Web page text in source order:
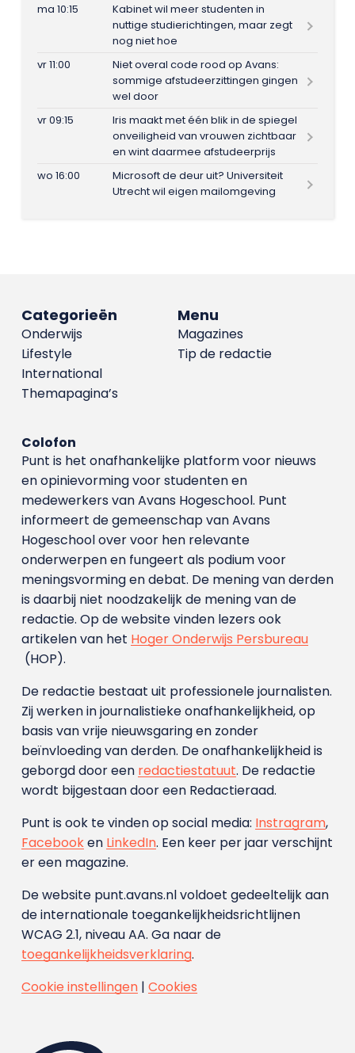
ma 10:15
Kabinet wil meer studenten in
nuttige studierichtingen, maar zegt
nog niet hoe
vr 11:00
Niet overal code rood op Avans:
sommige afstudeerzittingen gingen
wel door
vr 09:15
Iris maakt met één blik in de spiegel
onveiligheid van vrouwen zichtbaar
en wint daarmee afstudeerprijs
wo 16:00
Microsoft de deur uit? Universiteit
Utrecht wil eigen mailomgeving
Menu
Magazines
Tip de redactie
Categorieën
Onderwijs
Lifestyle
International
Themapagina’s
Colofon
Punt is het onafhankelijke platform voor nieuws
en opinievorming voor studenten en
medewerkers van Avans Hoge­school. Punt
informeert de gemeenschap van Avans
Hogeschool over voor hen relevante
onderwerpen en fungeert als podium voor
meningsvorming en debat. De mening van derden
is daarbij niet noodzakelijk de mening van de
redactie. Op de website vinden lezers ook
artikelen van het Hoger Onderwijs Persbureau
(HOP).
De redactie bestaat uit professionele journalisten.
Zij werken in journalistieke onafhankelijkheid, op
basis van vrije nieuwsgaring en zonder
beïnvloeding van derden. De onafhankelijkheid is
geborgd door een redactiestatuut. De redactie
wordt bijgestaan door een Redactieraad.
Punt is ook te vinden op social media: Instragram,
Facebooken LinkedIn. Een keer per jaar verschijnt
er een magazine.
De website punt.avans.nl voldoet gedeeltelijk aan
de internationale toegankelijkheidsrichtlijnen
WCAG 2.1, niveau AA. Ga naar de
toegankelijkheidsverklaring.
Cookie instellingen| Cookies